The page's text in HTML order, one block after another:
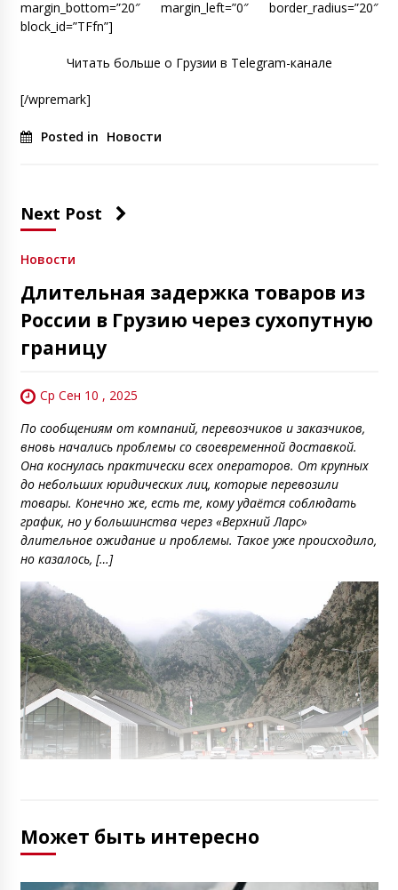
margin_bottom=”20″ margin_left=”0″ border_radius=”20″
block_id=”TFfn”]
Читать больше о Грузии в Telegram-канале
[/wpremark]
Posted in Новости
Next Post
Новости
Длительная задержка товаров из
России в Грузию через сухопутную
границу
Ср Сен 10 , 2025
По сообщениям от компаний, перевозчиков и заказчиков,
вновь начались проблемы со своевременной доставкой.
Она коснулась практически всех операторов. От крупных
до небольших юридических лиц, которые перевозили
товары. Конечно же, есть те, кому удаётся соблюдать
график, но у большинства через «Верхний Ларс»
длительное ожидание и проблемы. Такое уже происходило,
но казалось, […]
Может быть интересно